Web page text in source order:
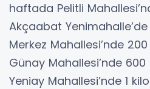
haftada Pelitli
Akçaabat
Merkez Mahallesi’nde
Günay Mahallesi’nde
Yeniay Mahallesi’nde 1